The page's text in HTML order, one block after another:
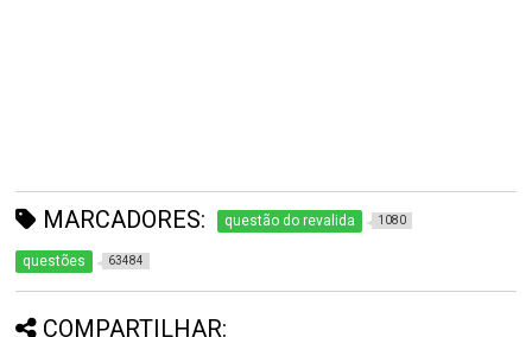
MARCADORES: questão do revalida 1080
questões 63484
COMPARTILHAR: